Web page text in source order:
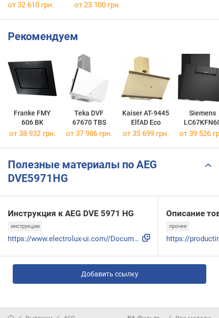
от 32 610 грн. от 23 100 грн.
Рекомендуем
Franke FMY
606 BK
Teka DVF
67670 TBS
Kaiser AT-9445
ElfAD Eco
Siemens
от 38 932 грн. от 37 986 грн. от 35 699 грн. от 39 526
Полезные материалы по AEG
DVE5971HG
Инструкция к AEG DVE 5971 HG
инструкции
https://www.electrolux-ui.com//DocumentDownLoad.aspx?DocURL...
Описание
прочее
Добавить ссылку